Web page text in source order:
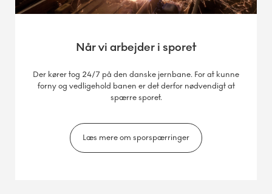
Når vi arbejder i sporet
Der kører tog 24/7 på den danske jernbane. For at kunne
forny og vedligehold banen er det derfor nødvendigt at
spærre sporet.
Læs mere om sporspærringer